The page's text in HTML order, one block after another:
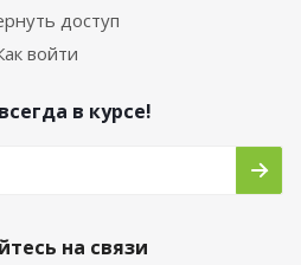
доступ
войти
в курсе!
на связи